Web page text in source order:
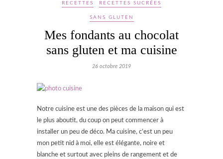
RECETTES RECETTES SUCRÉES
SANS GLUTEN
Mes fondants au chocolat
sans gluten et ma cuisine
26 octobre 2019
Notre cuisine est une des pièces de la maison qui est
le plus aboutit, du coup on peut commencer à
installer un peu de déco. Ma cuisine, c’est un peu
mon petit nid à moi, elle est élégante, noire et
blanche et surtout avec pleins de rangement et de